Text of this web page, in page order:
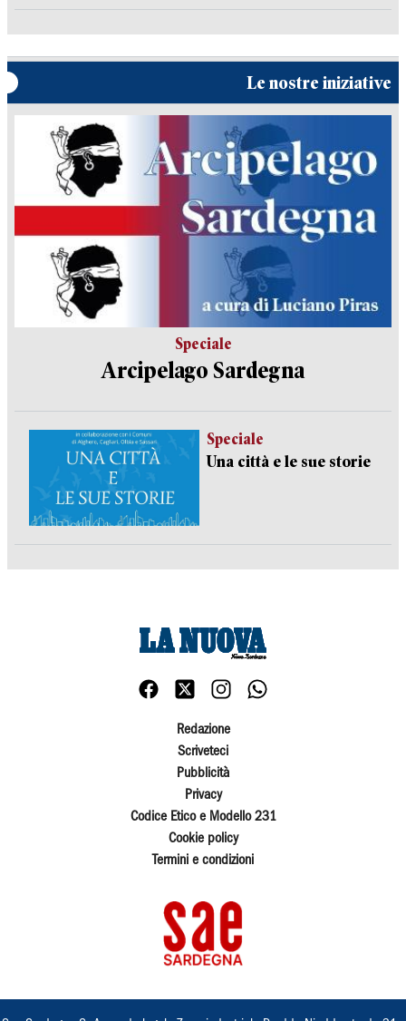
Le nostre iniziative
Speciale
Arcipelago Sardegna
Speciale
Una città e le sue storie
Redazione
Scriveteci
Pubblicità
Privacy
Codice Etico e Modello 231
Cookie policy
Termini e condizioni